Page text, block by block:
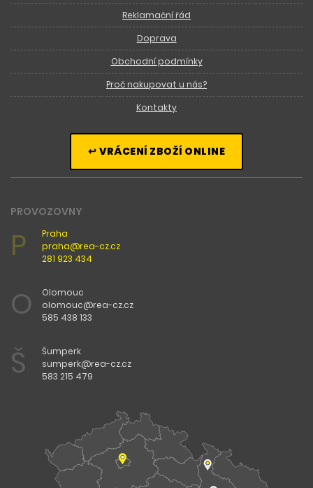
Reklamační řád
Doprava
Obchodní podmínky
Proč nakupovat u nás?
Kontakty
↩ VRÁCENÍ ZBOŽÍ ONLINE
PROVOZOVNY
P
Praha
praha@rea-cz.cz
281 923 434
O
Olomouc
olomouc@rea-cz.cz
585 438 133
Š
Šumperk
sumperk@rea-cz.cz
583 215 479